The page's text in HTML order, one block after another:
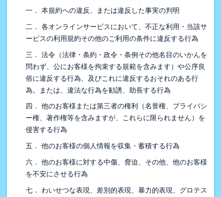
一． 本規約への違反、または違反した事実の判明
二． 各オンラインサービスにおいて、不正な利用・当該サ
ービスの利用規約その他のご利用の条件に違反する行為
三． 法令（法律・条約・政令・条例その他名目のいかんを
問わず、公にお客様を拘束する規範を含みます）や公序良
俗に違反する行為、及びこれに違反するおそれのある行
為。または、違法な行為を勧誘、助長する行為
四． 他のお客様または第三者の権利（名誉権、プライバシ
ー権、著作権等を含みますが、これらに限られません）を
侵害する行為
五． 他のお客様の個人情報を収集・蓄積する行為
六． 他のお客様に対する中傷、脅迫、その他、他のお客様
を不安にさせる行為
七． わいせつな表現、差別的表現、暴力的表現、グロテス